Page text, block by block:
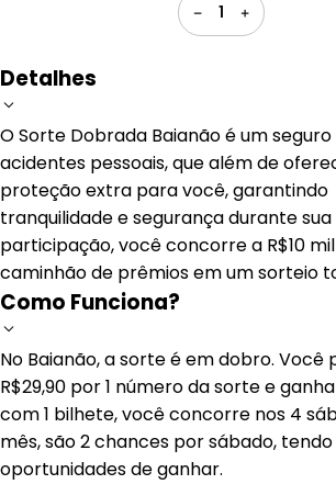
1
Detalhes
O Sorte Dobrada Baianão é um
acidentes pessoais, que além de
proteção extra para você, garantindo
tranquilidade e segurança durante sua
participação, você concorre a R$10
caminhão de prêmios em um sorteio
Como Funciona?
No Baianão, a sorte é em dobro. Você
R$29,90 por 1 número da sorte e
com 1 bilhete, você concorre nos 4
mês, são 2 chances por sábado,
oportunidades de ganhar.